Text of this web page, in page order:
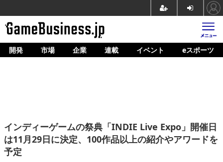
ホーム
企業動向
人材育成
開発 市場 企業 連載 イベント eスポーツ
インディーゲームの祭典「INDIE Live Expo」開催日
は11月29日に決定、100作品以上の紹介やアワードを
予定